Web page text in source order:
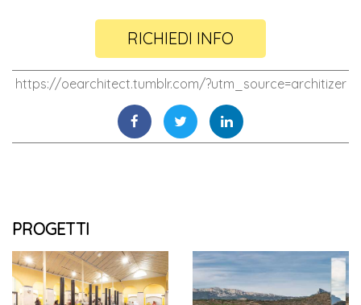
RICHIEDI INFO
https://oearchitect.tumblr.com/?utm_source=architizer
PROGETTI